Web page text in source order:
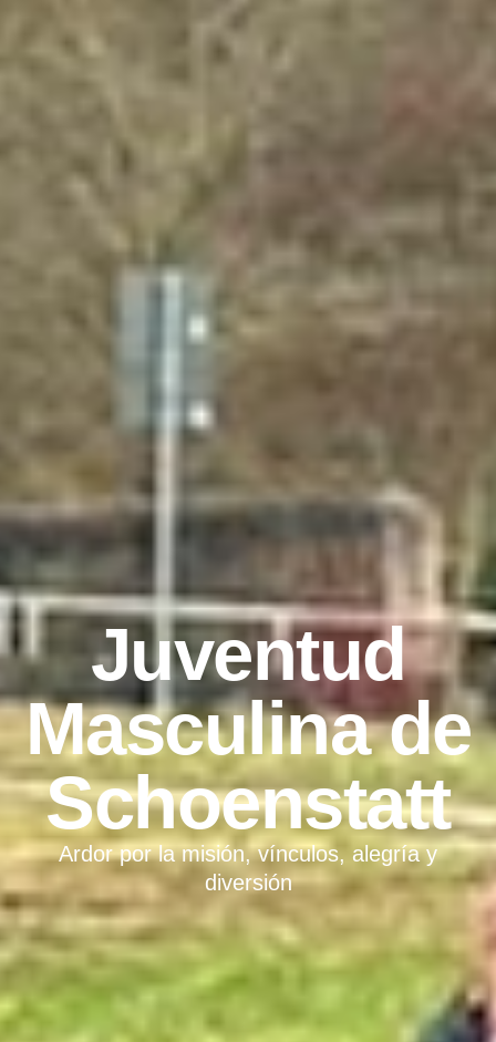
Juventud
Masculina de
Schoenstatt
Ardor por la misión, vínculos, alegría y
diversión